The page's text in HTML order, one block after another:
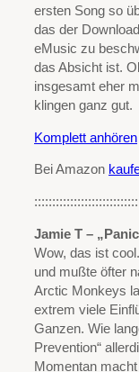
ersten Song so
das der
eMusic zu
das Absicht ist.
insgesamt eher
klingen ganz gut.
Komplett anhören
Bei Amazon
Jamie T –
Wow, das ist
und mußte öfter
Arctic Monkeys
extrem viele
Ganzen. Wie
Prevention“
Momentan